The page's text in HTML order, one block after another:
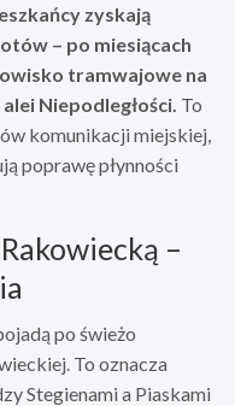
zyskają
– po miesiącach
tramwajowe na
Niepodległości. To
komunikacji miejskiej,
poprawę płynności
–
po świeżo
To oznacza
Stegienami a Piaskami